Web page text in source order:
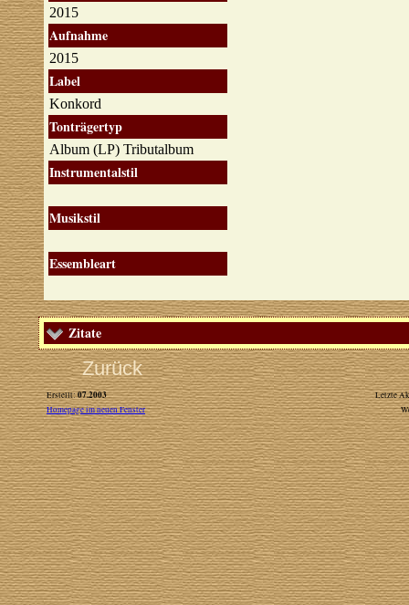
2015
Aufnahme
2015
Label
Konkord
Tonträgertyp
Album (LP) Tributalbum
Instrumentalstil
Musikstil
Essembleart
Zitate
Zurück
Erstellt:07.2003
Letzte
Homepage im neuen Fenster